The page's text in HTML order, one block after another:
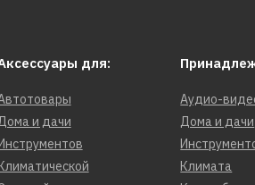
для:
и дачи
Аудио-
Дома и дачи
Климата